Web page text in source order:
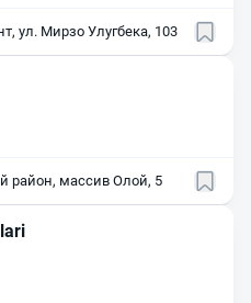
ул. Мирзо Улугбека, 103
район, массив Олой, 5